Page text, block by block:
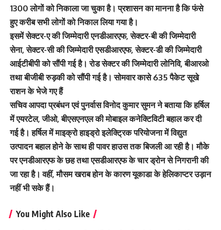
1300 लोगों को निकाला जा चुका है। प्रशासन का मानना है कि फंसे
हुए करीब सभी लोगों को निकाल लिया गया है।
इसमें सेक्टर-ए की जिम्मेदारी एनडीआरएफ, सेक्टर-बी की जिम्मेदारी
सेना, सेक्टर-सी की जिम्मेदारी एसडीआरएफ, सेक्टर-डी की जिम्मेदारी
आईटीबीपी को सौंपी गई है। रोड सेक्टर की जिम्मेदारी लोनिवि, बीआरओ
तथा बीजीबी रुड़की को सौंपी गई है। सोमवार कासे 635 पैकेट सूखे
राशन के भेजे गए हैं
सचिव आपदा प्रबंधन एवं पुनर्वास विनोद कुमार सुमन ने बताया कि हर्षिल
में एयरटेल, जीओ, बीएसएनएल की मोबाइल कनेक्टिविटी बहाल कर दी
गई है। हर्षिल में माइक्रो हाइड्रो इलेक्ट्रिक परियोजना में विद्युत
उत्पादन बहाल होने के साथ ही पावर हाउस तक बिजली आ रही है। मौके
पर एनडीआरएफ के छह तथा एसडीआरएफ के चार ड्रोन से निगरानी की
जा रहा है। वहीं, मौसम खराब होन के कारण यूकाडा के हेलिकाप्टर उड़ान
नहीं भी सके हैं।
You Might Also Like